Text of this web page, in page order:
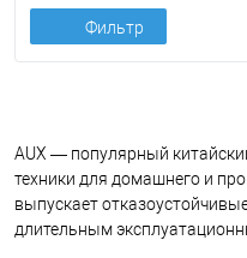
Фильтр
AUX — популярный
техники для домашнего и
выпускает
длительным